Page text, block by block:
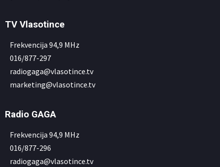
TV Vlasotince
Frekvencija 94,9 MHz
016/877-297
radiogaga@vlasotince.tv
marketing@vlasotince.tv
Radio GAGA
Frekvencija 94,9 MHz
016/877-296
radiogaga@vlasotince.tv